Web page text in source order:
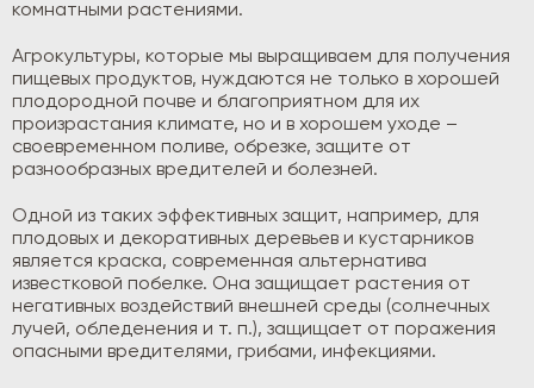
комнатными растениями.
Агрокультуры, которые мы выращиваем для получения
пищевых продуктов, нуждаются не только в хорошей
плодородной почве и благоприятном для их
произрастания климате, но и в хорошем уходе –
своевременном поливе, обрезке, защите от
разнообразных вредителей и болезней.
Одной из таких эффективных защит, например, для
плодовых и декоративных деревьев и кустарников
является краска, современная альтернатива
известковой побелке. Она защищает растения от
негативных воздействий внешней среды (солнечных
лучей, обледенения и т. п.), защищает от поражения
опасными вредителями, грибами, инфекциями.